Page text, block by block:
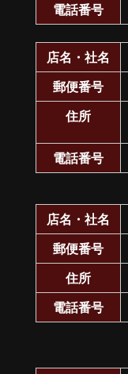
電話番号
店名・社名
郵便番号
住所
電話番号
店名・社名
郵便番号
住所
電話番号